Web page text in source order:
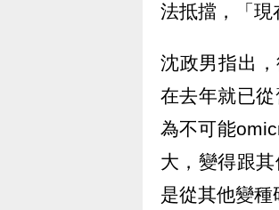
法抵擋，「現
沈政男指出
在去年就已
為不可能
大，變得跟
是從其他變種